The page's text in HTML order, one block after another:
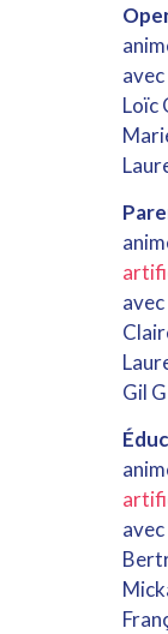
avec
Loïc
avec
Gil
avec